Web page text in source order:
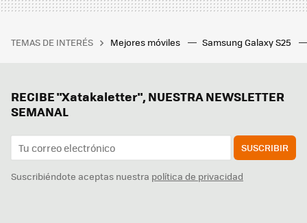
TEMAS DE INTERÉS Mejores móviles Samsung Galaxy S25
RECIBE "Xatakaletter", NUESTRA NEWSLETTER
SEMANAL
SUSCRIBIR
Suscribiéndote aceptas nuestra política de privacidad